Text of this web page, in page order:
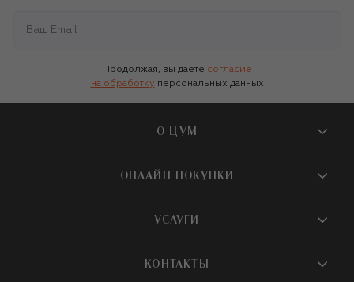
Продолжая, вы даете согласие
на обработку персональных данных
О ЦУМ
О магазине
Бутики и ПВЗ ЦУМ
ОНЛАЙН ПОКУПКИ
Доставка
УСЛУГИ
КОНТАКТЫ